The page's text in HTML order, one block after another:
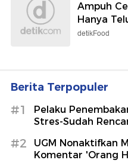
Ampuh
Hanya
detikFood
Berita Terpopuler
#1
Pelaku
Stres-Sudah
#2
UGM Nonaktifkan
Komentar 'Orang